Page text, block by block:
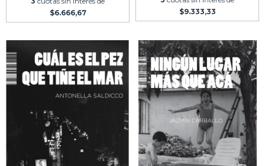
$6.666,67
$9.333,33